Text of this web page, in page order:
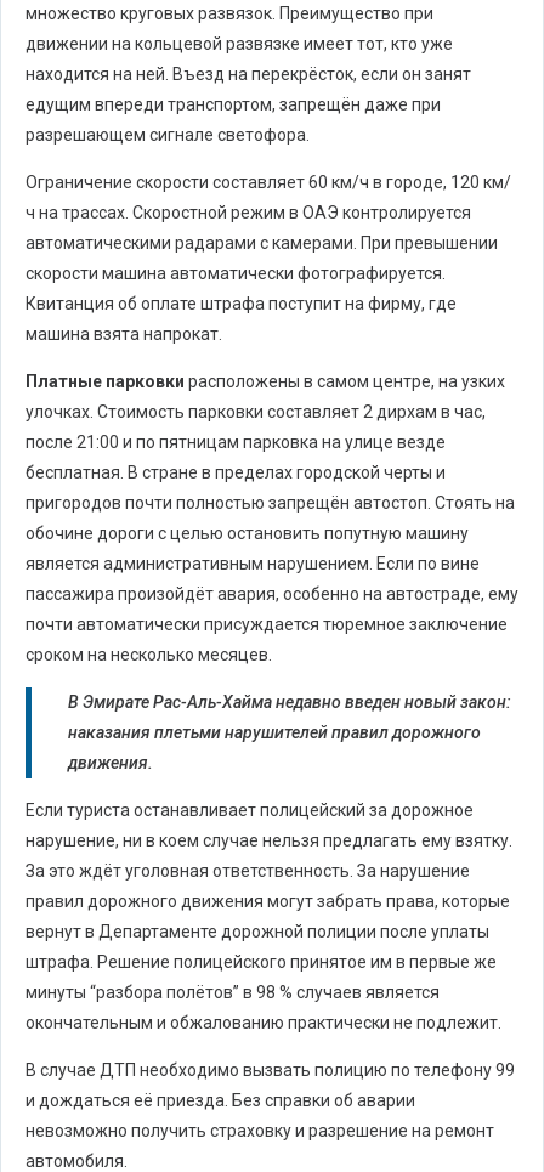
множество круговых развязок. Преимущество при
движении на кольцевой развязке имеет тот, кто уже
находится на ней. Въезд на перекрёсток, если он занят
едущим впереди транспортом, запрещён даже при
разрешающем сигнале светофора.
Ограничение скорости составляет 60 км/ч в городе, 120 км/
ч на трассах. Скоростной режим в ОАЭ контролируется
автоматическими радарами с камерами. При превышении
скорости машина автоматически фотографируется.
Квитанция об оплате штрафа поступит на фирму, где
машина взята напрокат.
Платные парковки расположены в самом центре, на узких
улочках. Стоимость парковки составляет 2 дирхам в час,
после 21:00 и по пятницам парковка на улице везде
бесплатная. В стране в пределах городской черты и
пригородов почти полностью запрещён автостоп. Стоять на
обочине дороги с целью остановить попутную машину
является административным нарушением. Если по вине
пассажира произойдёт авария, особенно на автостраде, ему
почти автоматически присуждается тюремное заключение
сроком на несколько месяцев.
В Эмирате Рас-Аль-Хайма недавно введен новый закон:
наказания плетьми нарушителей правил дорожного
движения.
Если туриста останавливает полицейский за дорожное
нарушение, ни в коем случае нельзя предлагать ему взятку.
За это ждёт уголовная ответственность. За нарушение
правил дорожного движения могут забрать права, которые
вернут в Департаменте дорожной полиции после уплаты
штрафа. Решение полицейского принятое им в первые же
минуты “разбора полётов” в 98 % случаев является
окончательным и обжалованию практически не подлежит.
В случае ДТП необходимо вызвать полицию по телефону 99
и дождаться её приезда. Без справки об аварии
невозможно получить страховку и разрешение на ремонт
автомобиля.